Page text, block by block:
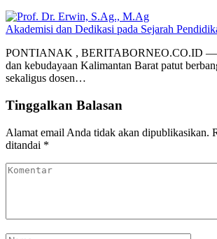
Akademisi dan Dedikasi pada Sejarah
PONTIANAK , BERITABORNEO.CO.ID —
dan kebudayaan Kalimantan Barat patut
sekaligus dosen…
Tinggalkan Balasan
Alamat email Anda tidak akan dipublikasikan.
ditandai *